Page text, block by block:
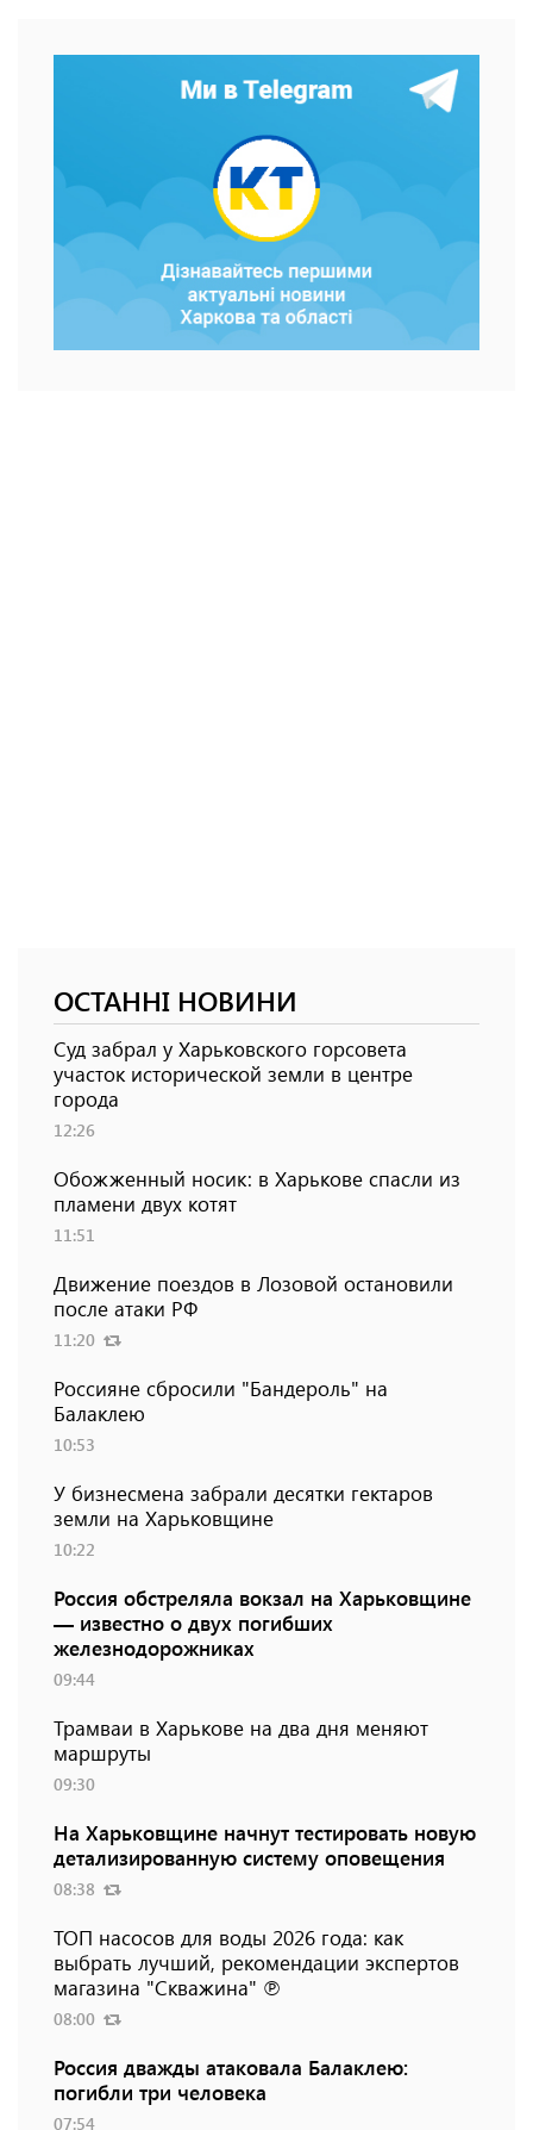
ОСТАННІ НОВИНИ
Суд забрал у Харьковского горсовета
участок исторической земли в центре
города
12:26
Обожженный носик: в Харькове спасли из
пламени двух котят
11:51
Движение поездов в Лозовой остановили
после атаки РФ
11:20
Россияне сбросили "Бандероль" на
Балаклею
10:53
У бизнесмена забрали десятки гектаров
земли на Харьковщине
10:22
Россия обстреляла вокзал на Харьковщине
— известно о двух погибших
железнодорожниках
09:44
Трамваи в Харькове на два дня меняют
маршруты
09:30
На Харьковщине начнут тестировать новую
детализированную систему оповещения
08:38
ТОП насосов для воды 2026 года: как
выбрать лучший, рекомендации экспертов
магазина "Скважина" ℗
08:00
Россия дважды атаковала Балаклею:
погибли три человека
07:54